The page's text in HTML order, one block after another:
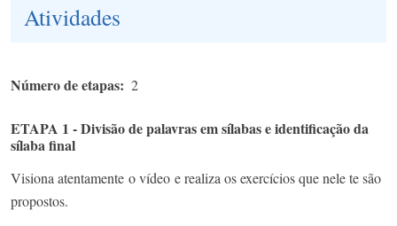
Atividades
Número de etapas 2
ETAPA 1 - Divisão de palavras em sílabas e identificação da
sílaba final
Visiona atentamente o vídeo e realiza os exercícios que nele te são
propostos.